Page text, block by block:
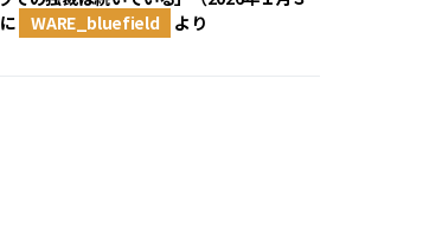
に WARE_bluefield より